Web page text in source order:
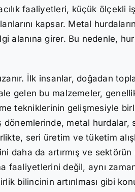
faaliyetleri, küçük ölçekli
kapsar. Metal
alanına girer. Bu nedenle,
İlk insanlar, doğadan
gelen bu malzemeler,
tekniklerinin gelişmesiyle
dönemlerinde, metal
seri üretim ve tüketim
daha da artırmış ve
faaliyetlerini değil, aynı
bilincinin artırılması gibi